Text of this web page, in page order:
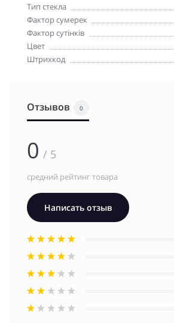
Тип стекла
Фактор сумерек
Фактор сутінків
Цвет
Штрихкод
Отзывов 0
0 / 5
средний рейтинг товара
Написать отзыв